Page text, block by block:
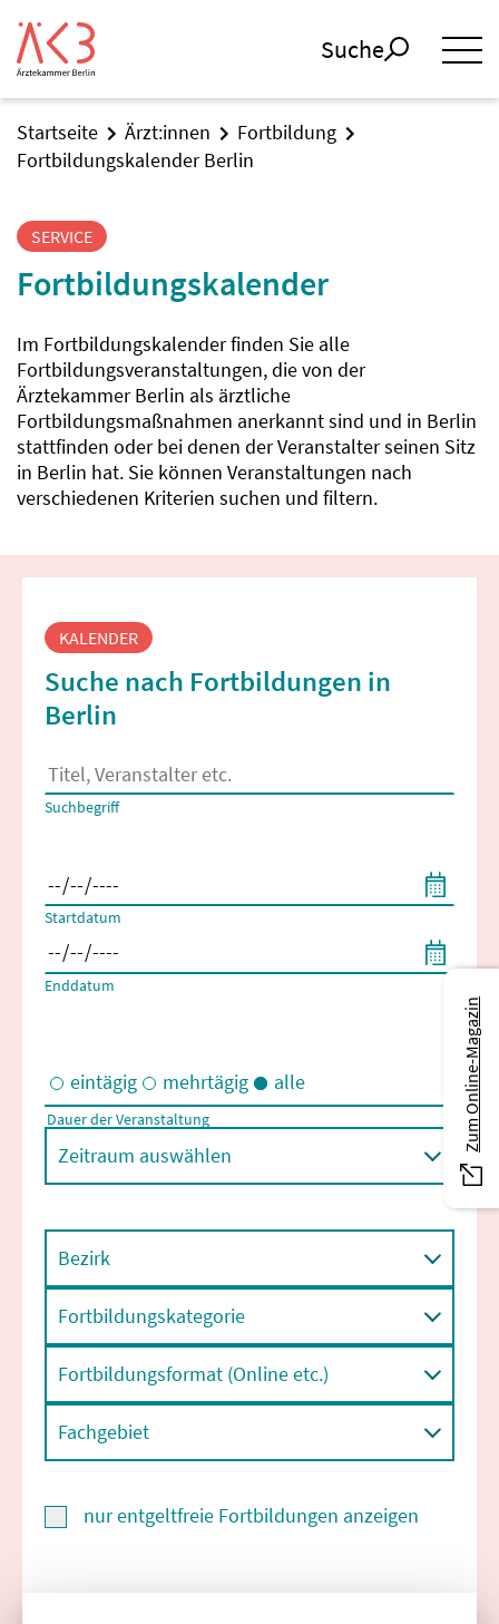
Suche
Startseite Ärzt:innen
Fortbildung
Fortbildungskalender Berlin
SERVICE
Fortbildungskalender
Im Fortbildungskalender finden Sie alle
Fortbildungsveranstaltungen, die von der
Ärztekammer Berlin als ärztliche
Fortbildungsmaßnahmen anerkannt sind und in Berlin
stattfinden oder bei denen der Veranstalter seinen Sitz
in Berlin hat. Sie können Veranstaltungen nach
verschiedenen Kriterien suchen und filtern.
Fortbildungssuche
KALENDER
Suche nach Fortbildungen in
Berlin
Es erscheinen Suchvorschläge, wenn mindestens 2 Zeichen
Suchbegriff
Startdatum
Enddatum
Eintägige und/oder mehrtägige Veranstaltungen
eintägig mehrtägig alle
Dauer der Veranstaltung
Zeitraum auswählen
Bezirk
Fortbildungskategorie
Fortbildungsformat (Online etc.)
Fachgebiet
nur entgeltfreie Fortbildungen anzeigen
Zum Online-Magazin